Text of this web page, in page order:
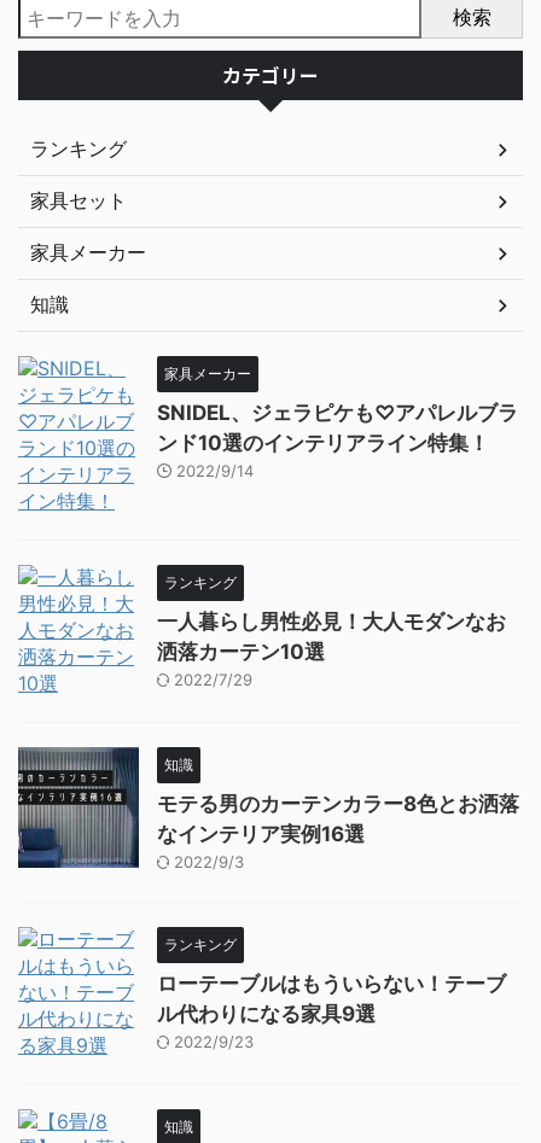
検索
カテゴリー
ランキング
家具セット
家具メーカー
知識
家具メーカー
SNIDEL、ジェラピケも♡アパレルブラ
ンド10選のインテリアライン特集！
2022/9/14
ランキング
一人暮らし男性必見！大人モダンなお
洒落カーテン10選
2022/7/29
知識
モテる男のカーテンカラー8色とお洒落
なインテリア実例16選
2022/9/3
ランキング
ローテーブルはもういらない！テーブ
ル代わりになる家具9選
2022/9/23
知識